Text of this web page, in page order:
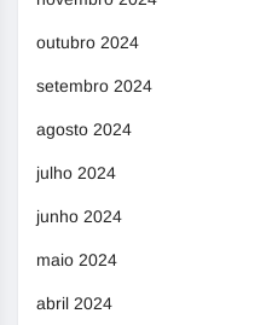
outubro 2024
setembro 2024
agosto 2024
julho 2024
junho 2024
maio 2024
abril 2024